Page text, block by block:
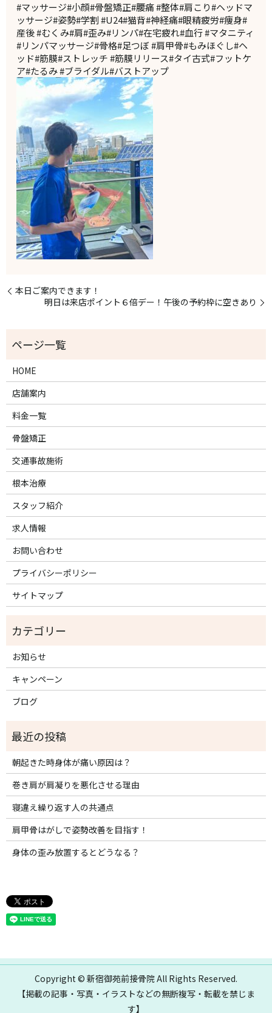
#マッサージ#小顔#骨盤矯正#腰痛 #整体#肩こり#ヘッドマ
ッサージ#姿勢#学割 #U24#猫背#神経痛#眼精疲労#痩身#
産後 #むくみ#肩#歪み#リンパ#在宅疲れ#血行 #マタニティ
#リンパマッサージ#骨格#足つぼ #肩甲骨#もみほぐし#ヘ
ッド#筋膜#ストレッチ #筋膜リリース#タイ古式#フットケ
ア#たるみ #ブライダル#バストアップ
本日ご案内できます！
明日は来店ポイント６倍デー！午後の予約枠に空きあり
HOME
店舗案内
料金一覧
骨盤矯正
交通事故施術
根本治療
スタッフ紹介
求人情報
お問い合わせ
プライバシーポリシー
サイトマップ
お知らせ
キャンペーン
ブログ
朝起きた時身体が痛い原因は？
巻き肩が肩凝りを悪化させる理由
寝違え繰り返す人の共通点
肩甲骨はがしで姿勢改善を目指す！
身体の歪み放置するとどうなる？
Copyright © 新宿御苑前接骨院 All Rights Reserved.
【掲載の記事・写真・イラストなどの無断複写・転載を禁じま
す】